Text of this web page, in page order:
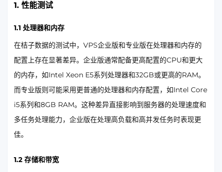
1. 性能测试
1.1 处理器和内存
在桔子数据的测试中，VPS企业版和专业版在处理器和内存的
配置上存在显著差异。企业版通常配备更高配置的CPU和更大
的内存，如Intel Xeon E5系列处理器和32GB或更高的RAM。
而专业版则可能采用更普通的处理器和内存配置，如Intel Core
i5系列和8GB RAM。这种差异直接影响到服务器的处理速度和
多任务处理能力，企业版在处理高负载和高并发任务时表现更
佳。
1.2 存储和带宽